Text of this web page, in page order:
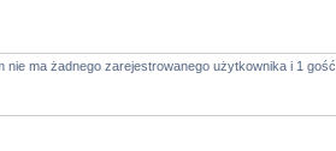
ma żadnego zarejestrowanego użytkownika i 1 gość